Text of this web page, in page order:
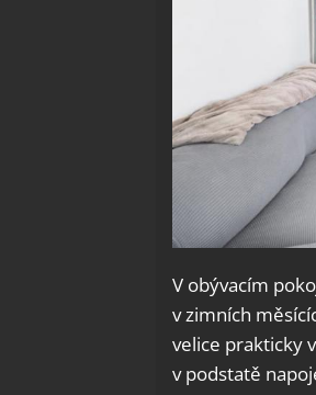
V obývacím
v zimních
velice prakticky
v podstatě